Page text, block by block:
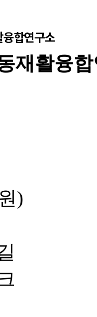
재활융
)